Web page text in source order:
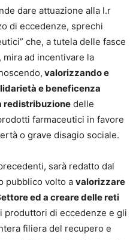
dare attuazione alla l.r
di eccedenze, sprechi
che, a tutela delle fasce
ad incentivare la
valorizzando e
e beneficenza
redistribuzione delle
farmaceutici in favore
o grave disagio sociale.
sarà redatto dal
pubblico volto a valorizzare
ed a creare delle reti
produttori di eccedenze e gli
filiera del recupero e